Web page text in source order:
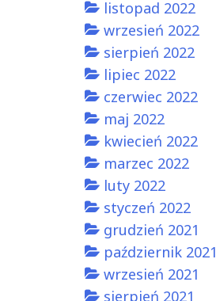
listopad 2022
wrzesień 2022
sierpień 2022
lipiec 2022
czerwiec 2022
maj 2022
kwiecień 2022
marzec 2022
luty 2022
styczeń 2022
grudzień 2021
październik 2021
wrzesień 2021
sierpień 2021